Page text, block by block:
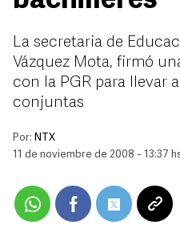
La secretaria de
Vázquez Mota, firmó
con la PGR para llevar
conjuntas
Por: NTX
11 de noviembre de 2008 - 13:37